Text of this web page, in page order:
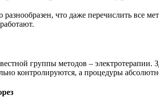
что даже перечислить все
группы методов – электротерапии.
контролируются, а процедуры